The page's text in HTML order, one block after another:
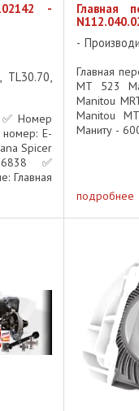
-
TL30.70,
✅ Номер
E-
Spicer
✅
Главная
Главная
Главная
MT 523
Manitou
Manitou
Маниту -
подробнее